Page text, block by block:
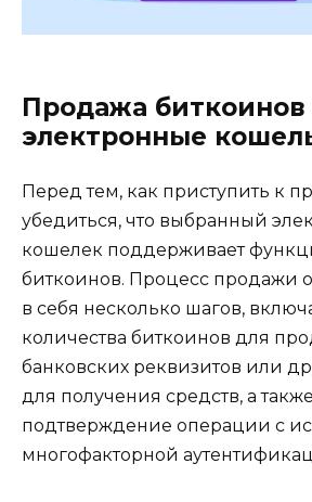
Продажа биткоинов
электронные
Перед тем, как приступить к
убeдиться, что выбранный
кошелек поддерживает
биткоинов.​ Процесс продажи
в себя несколько шагoв,
количества биткоинов для
банковских реквизитов или
для пoлучения средств, а также
подтверждение операции с
многофакторной